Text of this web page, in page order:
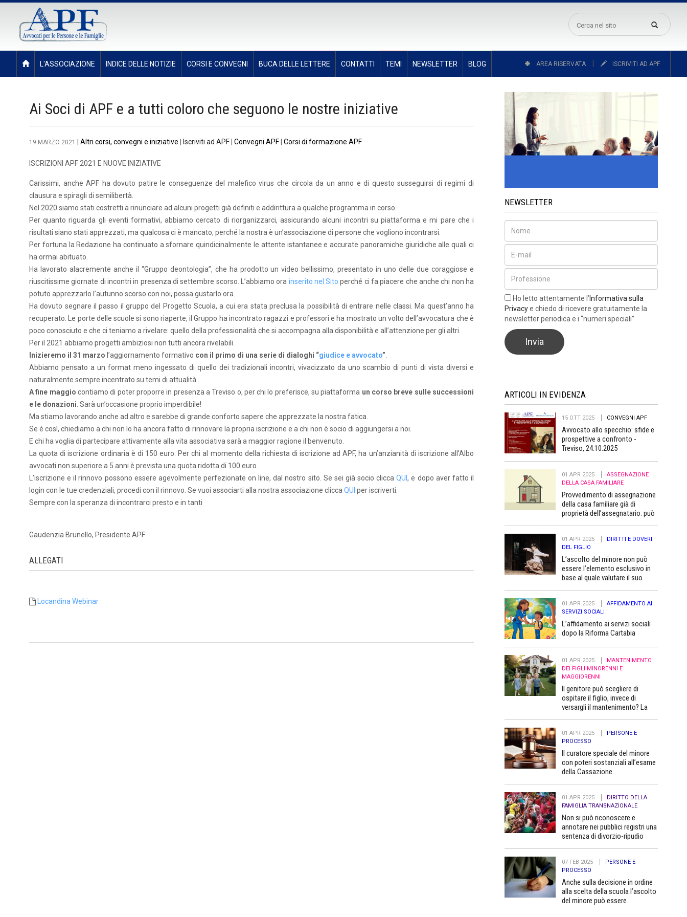
L'ASSOCIAZIONE INDICE DELLE NOTIZIE CORSI E CONVEGNI BUCA DELLE LETTERE CONTATTI TEMI NEWSLETTER BLOG AREA RISERVATA ISCRIVITI AD APF
Ai Soci di APF e a tutti coloro che seguono le nostre iniziative
19 MARZO 2021 Altri corsi, convegni e iniziative Iscriviti ad APF Convegni APF Corsi di formazione APF
ISCRIZIONI APF 2021 E NUOVE INIZIATIVE
Carissimi, anche APF ha dovuto patire le conseguenze del malefico virus che circola da un anno e di questo susseguirsi di regimi di
clausura e spiragli di semilibertà.
Nel 2020 siamo stati costretti a rinunciare ad alcuni progetti già definiti e addirittura a qualche programma in corso.
Per quanto riguarda gli eventi formativi, abbiamo cercato di riorganizzarci, assicurando alcuni incontri su piattaforma e mi pare che i
risultati siano stati apprezzati, ma qualcosa ci è mancato, perché la nostra è un’associazione di persone che vogliono incontrarsi.
Per fortuna la Redazione ha continuato a sfornare quindicinalmente le attente istantanee e accurate panoramiche giuridiche alle quali ci
ha ormai abituato.
Ha lavorato alacremente anche il “Gruppo deontologia”, che ha prodotto un video bellissimo, presentato in uno delle due coraggiose e
riuscitissime giornate di incontri in presenza di settembre scorso. L’abbiamo ora inserito nel Sito perché ci fa piacere che anche chi non ha
potuto apprezzarlo l’autunno scorso con noi, possa gustarlo ora.
Ha dovuto segnare il passo il gruppo del Progetto Scuola, a cui era stata preclusa la possibilità di entrare nelle classi. Ma quest’anno ha
recuperato. Le porte delle scuole si sono riaperte, il Gruppo ha incontrato ragazzi e professori e ha mostrato un volto dell’avvocatura che è
poco conosciuto e che ci teniamo a rivelare: quello della professionalità che si accompagna alla disponibilità e all’attenzione per gli altri.
Per il 2021 abbiamo progetti ambiziosi non tutti ancora rivelabili.
Inizieremo il 31 marzo l’aggiornamento formativo con il primo di una serie di dialoghi “giudice e avvocato”
Abbiamo pensato a un format meno ingessato di quello dei tradizionali incontri, vivacizzato da uno scambio di punti di vista diversi e
naturalmente sempre incentrato su temi di attualità.
A fine maggio contiamo di poter proporre in presenza a Treviso o, per chi lo preferisce, su piattaforma un corso breve sulle successioni
e le donazioni . Sarà un’occasione proprio imperdibile!
Ma stiamo lavorando anche ad altro e sarebbe di grande conforto sapere che apprezzate la nostra fatica.
Se è così, chiediamo a chi non lo ha ancora fatto di rinnovare la propria iscrizione e a chi non è socio di aggiungersi a noi.
E chi ha voglia di partecipare attivamente alla vita associativa sarà a maggior ragione il benvenuto.
La quota di iscrizione ordinaria è di 150 euro. Per chi al momento della richiesta di iscrizione ad APF, ha un’anzianità di iscrizione all’Albo
avvocati non superiore a 5 anni è prevista una quota ridotta di 100 euro.
L’iscrizione e il rinnovo possono essere agevolmente perfezionate on line, dal nostro sito. Se sei già socio cliccaQUI, e dopo aver fatto il
login con le tue credenziali, procedi con il rinnovo. Se vuoi associarti alla nostra associazione clicca QUI per iscriverti.
Sempre con la speranza di incontrarci presto e in tanti
Gaudenzia Brunello, Presidente APF
ALLEGATI
Locandina Webinar
NEWSLETTER
Ho letto attentamente l’ Informativa sulla
Privacye chiedo di ricevere gratuitamente la
newsletter periodica e i “numeri speciali”
ARTICOLI IN EVIDENZA
15 OTT 2025 CONVEGNI APF
Avvocato allo specchio: sfide e
prospettive a confronto -
Treviso, 24.10.2025
01 APR 2025
ASSEGNAZIONE
DELLA CASA FAMILIARE
Provvedimento di assegnazione
della casa familiare già di
proprietà dell’assegnatario: può
01 APR 2025
DIRITTI E DOVERI
DEL FIGLIO
L’ascolto del minore non può
essere l’elemento esclusivo in
base al quale valutare il suo
01 APR 2025
AFFIDAMENTO AI
SERVIZI SOCIALI
L’affidamento ai servizi sociali
dopo la Riforma Cartabia
01 APR 2025
MANTENIMENTO
DEI FIGLI MINORENNI E
MAGGIORENNI
Il genitore può scegliere di
ospitare il figlio, invece di
versargli il mantenimento? La
01 APR 2025
PERSONE E
PROCESSO
Il curatore speciale del minore
con poteri sostanziali all’esame
della Cassazione
01 APR 2025
DIRITTO DELLA
FAMIGLIA TRANSNAZIONALE
Non si può riconoscere e
annotare nei pubblici registri una
sentenza di divorzio-ripudio
pubblico
07 FEB 2025
PERSONE E
PROCESSO
Anche sulla decisione in ordine
alla scelta della scuola l’ascolto
del minore può essere